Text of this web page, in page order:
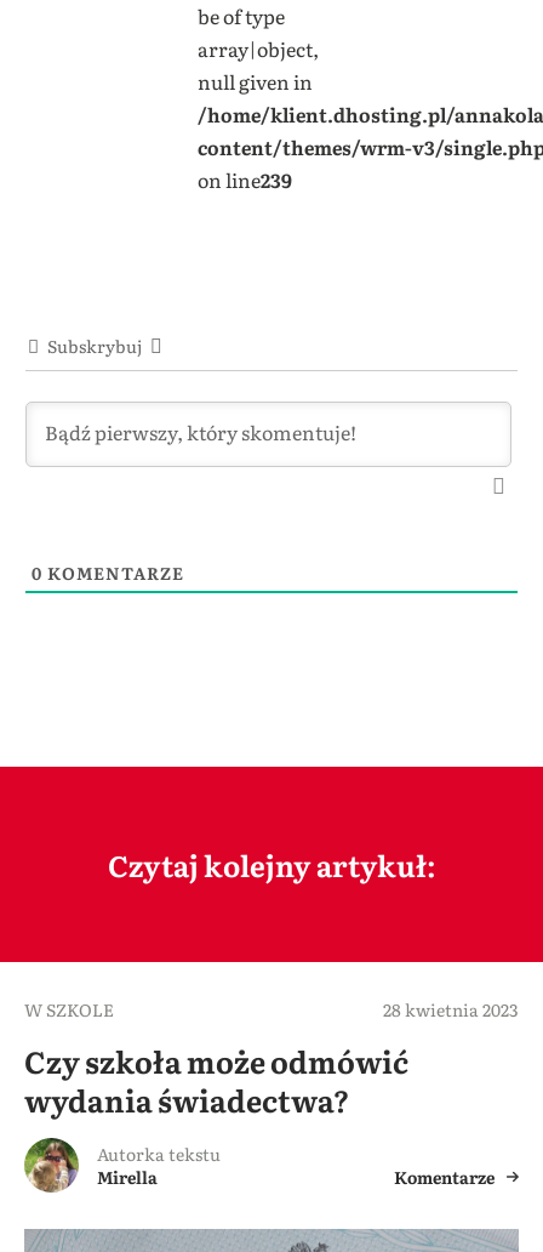
be of type
array|object,
null given in
/home/klient.dhosting.pl/
content/themes/wrm-v3/
on line239
Subskrybuj
0 KOMENTARZE
Czytaj kolejny artykuł:
W SZKOLE 28 kwietnia 2023
Czy szkoła może odmówić
wydania świadectwa?
Autorka tekstu
Mirella
Komentarze